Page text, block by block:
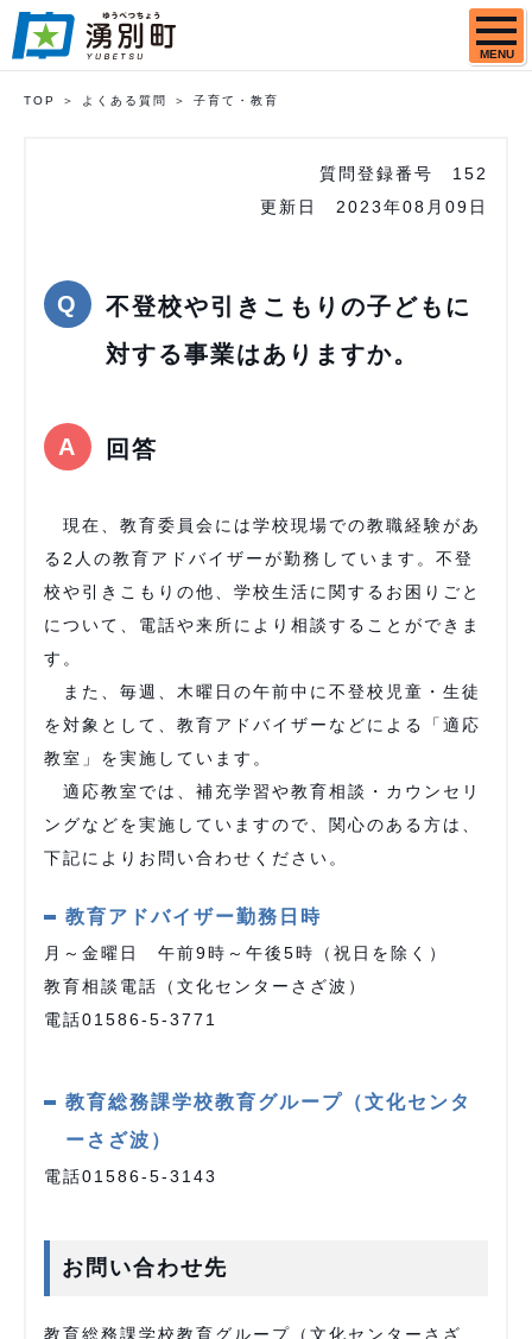
MENU
TOP よくある質問 子育て・教育
質問登録番号
152
更新日
2023年08月09日
不登校や引きこもりの子どもに
対する事業はありますか。
回答
現在、教育委員会には学校現場での教職経験があ
る2人の教育アドバイザーが勤務しています。不登
校や引きこもりの他、学校生活に関するお困りごと
について、電話や来所により相談することができま
す。
また、毎週、木曜日の午前中に不登校児童・生徒
を対象として、教育アドバイザーなどによる「適応
教室」を実施しています。
適応教室では、補充学習や教育相談・カウンセリ
ングなどを実施していますので、関心のある方は、
下記によりお問い合わせください。
教育アドバイザー勤務日時
月～金曜日 午前9時～午後5時（祝日を除く）
教育相談電話（文化センターさざ波）
電話01586-5-3771
教育総務課学校教育グループ（文化センタ
ーさざ波）
電話01586-5-3143
お問い合わせ先
教育総務課学校教育グループ（文化センターさざ